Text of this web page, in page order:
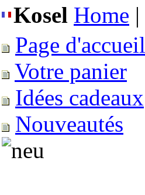
Kosel Home |
Page d'accueil
Votre panier
Idées cadeaux
Nouveautés